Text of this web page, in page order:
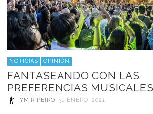
NOTICIAS OPINIÓN
FANTASEANDO CON LAS
PREFERENCIAS MUSICALES
YMIR PEIRÓ, 31 ENERO, 2021